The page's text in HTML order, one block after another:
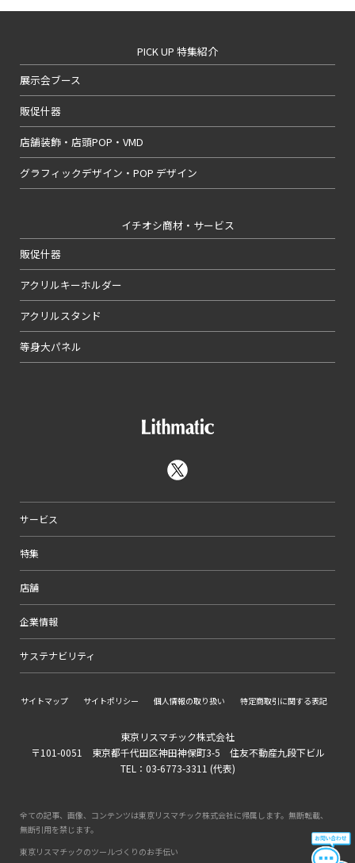
PICK UP 特集紹介
展示会ブース
販促什器
店舗装飾・店頭POP・VMD
グラフィックデザイン・POP デザイン
イチオシ商材・サービス
販促什器
アクリルキーホルダー
アクリルスタンド
等身大パネル
サービス
特集
店舗
企業情報
サステナビリティ
サイトマップ サイトポリシー 個人情報の取り扱い 特定商取引に関する表記
東京リスマチック株式会社
〒101-0051 東京都千代田区神田神保町3-5 住友不動産九段下ビル
TEL：03-6773-3311 (代表)
全ての記事、画像、コンテンツは東京リスマチック株式会社に帰属します。無断転載、
無断引用を禁じます。
東京リスマチックのツールづくりのお手伝い